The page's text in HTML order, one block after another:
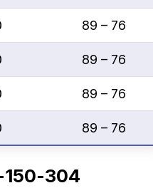
89 – 76
89 – 76
89 – 76
89 – 76
150-304